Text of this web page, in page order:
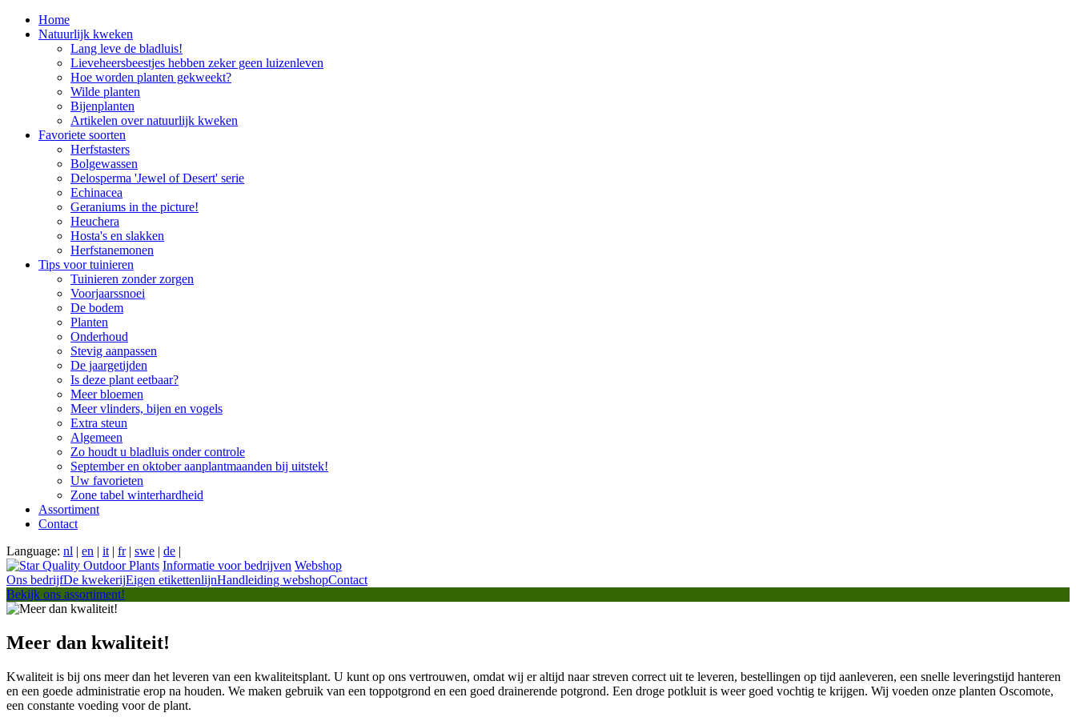
Home
Natuurlijk kweken
Lang leve de bladluis!
Lieveheersbeestjes hebben zeker geen luizenleven
Hoe worden planten gekweekt?
Wilde planten
Bijenplanten
Artikelen over natuurlijk kweken
Favoriete soorten
Herfstasters
Bolgewassen
Delosperma 'Jewel of Desert' serie
Echinacea
Geraniums in the picture!
Heuchera
Hosta's en slakken
Herfstanemonen
Tips voor tuinieren
Tuinieren zonder zorgen
Voorjaarssnoei
De bodem
Planten
Onderhoud
Stevig aanpassen
De jaargetijden
Is deze plant eetbaar?
Meer bloemen
Meer vlinders, bijen en vogels
Extra steun
Algemeen
Zo houdt u bladluis onder controle
September en oktober aanplantmaanden bij uitstek!
Uw favorieten
Zone tabel winterhardheid
Assortiment
Contact
Language: nl | en | it | fr| swe | de |
Informatie voor bedrijven Webshop
Ons bedrijfDe kwekerijEigen etikettenlijnHandleiding webshopContact
Bekijk ons assortiment!
Meer dan kwaliteit!
Kwaliteit is bij ons meer dan het leveren van een kwaliteitsplant. U kunt op ons vertrouwen, omdat wij er altijd naar streven correct uit te leveren, bestellingen op tijd aanleveren, een snelle leveringstijd hanteren
en een goede administratie erop na houden. We maken gebruik van een toppotgrond en een goed drainerende potgrond. Een droge potkluit is weer goed vochtig te krijgen. Wij voeden onze planten Oscomote,
een constante voeding voor de plant.